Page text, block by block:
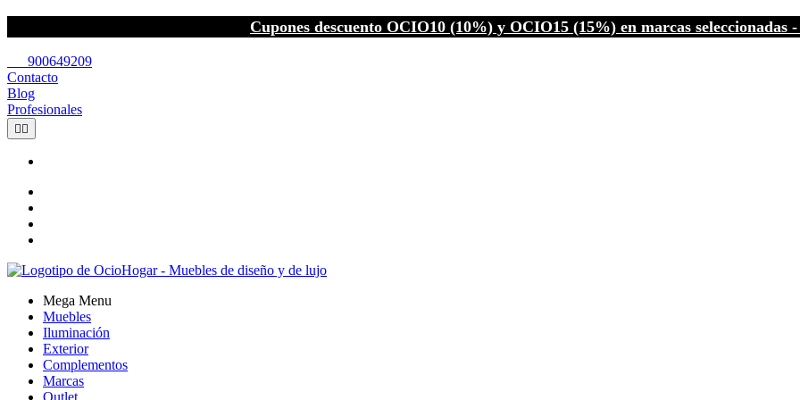
Cupones descuento OCIO10 (10%) y OCIO15 (15%) en marcas seleccionadas
900649209
Contacto
Blog
Profesionales
 
Mega Menu
Muebles
Iluminación
Exterior
Complementos
Marcas
Outlet